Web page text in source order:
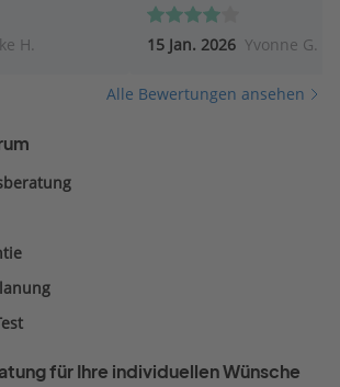
H.
Wir werden
keinen Termin machen -
Sinn.
15 Jan. 2026 Yvonne G.
Alle Bewertungen ansehen
für Ihre individuellen Wünsche